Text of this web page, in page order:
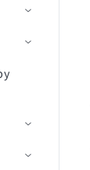
バ
を追
アル
ーを
覧
ム送
ム応
を
れま
ま
ティ
グ
ッ
ート